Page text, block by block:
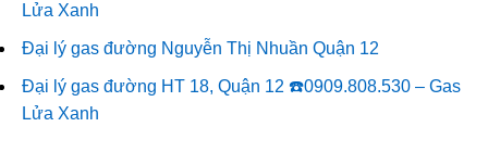
Lửa Xanh
Đại lý gas đường Nguyễn Thị Nhuần Quận 12
Đại lý gas đường HT 18, Quận 12 ☎️0909.808.530 – Gas
Lửa Xanh